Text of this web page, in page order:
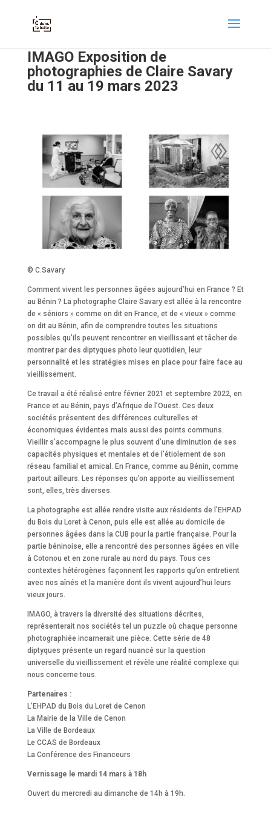
IMAGO Exposition de
photographies de Claire Savary
du 11 au 19 mars 2023
© C.Savary
Comment vivent les personnes âgées aujourd’hui en France ? Et
au Bénin ? La photographe Claire Savary est allée à la rencontre
de « séniors » comme on dit en France, et de « vieux » comme
on dit au Bénin, afin de comprendre toutes les situations
possibles qu’ils peuvent rencontrer en vieillissant et tâcher de
montrer par des diptyques photo leur quotidien, leur
personnalité et les stratégies mises en place pour faire face au
vieillissement.
Ce travail a été réalisé entre février 2021 et septembre 2022, en
France et au Bénin, pays d’Afrique de l’Ouest. Ces deux
sociétés présentent des différences culturelles et
économiques évidentes mais aussi des points communs.
Vieillir s’accompagne le plus souvent d’une diminution de ses
capacités physiques et mentales et de l’étiolement de son
réseau familial et amical. En France, comme au Bénin, comme
partout ailleurs. Les réponses qu’on apporte au vieillissement
sont, elles, très diverses.
La photographe est allée rendre visite aux résidents de l’EHPAD
du Bois du Loret à Cenon, puis elle est allée au domicile de
personnes âgées dans la CUB pour la partie française. Pour la
partie béninoise, elle a rencontré des personnes âgées en ville
à Cotonou et en zone rurale au nord du pays. Tous ces
contextes hétérogènes façonnent les rapports qu’on entretient
avec nos aînés et la manière dont ils vivent aujourd’hui leurs
vieux jours.
IMAGO, à travers la diversité des situations décrites,
représenterait nos sociétés tel un puzzle où chaque personne
photographiée incarnerait une pièce. Cette série de 48
diptyques présente un regard nuancé sur la question
universelle du vieillissement et révèle une réalité complexe qui
nous concerne tous.
Partenaires :
L’EHPAD du Bois du Loret de Cenon
La Mairie de la Ville de Cenon
La Ville de Bordeaux
Le CCAS de Bordeaux
La Conférence des Financeurs
Vernissage le mardi 14 mars à 18h
Ouvert du mercredi au dimanche de 14h à 19h.